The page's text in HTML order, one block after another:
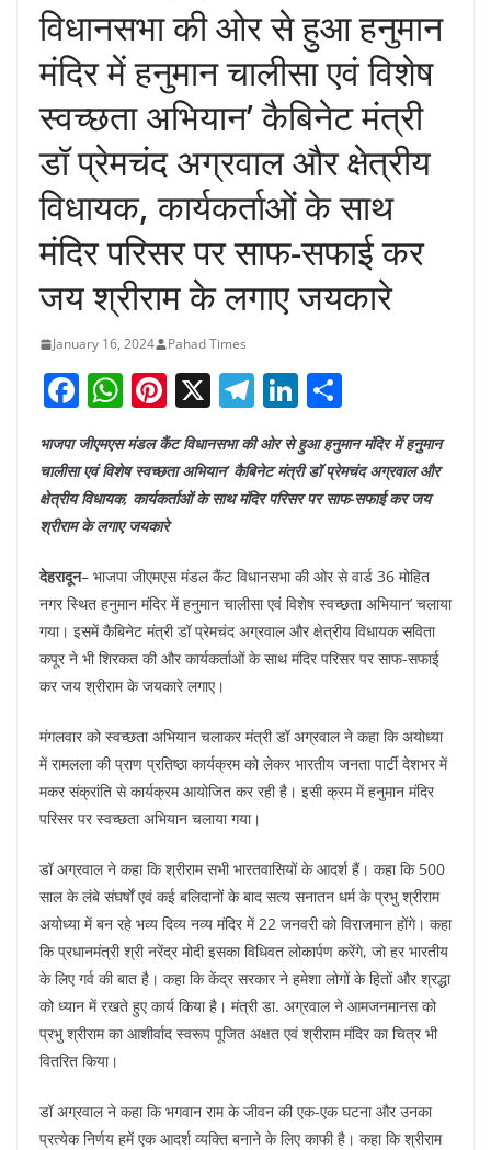
विधानसभा की ओर से हुआ हनुमान
मंदिर में हनुमान चालीसा एवं विशेष
स्वच्छता अभियान’ कैबिनेट मंत्री
डॉ प्रेमचंद अग्रवाल और क्षेत्रीय
विधायक, कार्यकर्ताओं के साथ
मंदिर परिसर पर साफ-सफाई कर
जय श्रीराम के लगाए जयकारे
January 16, 2024 Pahad Times
F
a
c
e
b
o
o
k
W
h
at
s
A
p
p
Pi
nt
er
e
st
X T
el
e
gr
m
Li
k
e
n
ar
e
भाजपा जीएमएस मंडल कैंट विधानसभा की ओर से हुआ हनुमान मंदिर में हनुमान
चालीसा एवं विशेष स्वच्छता अभियान’ कैबिनेट मंत्री डॉ प्रेमचंद अग्रवाल और
क्षेत्रीय विधायक, कार्यकर्ताओं के साथ मंदिर परिसर पर साफ-सफाई कर जय
श्रीराम के लगाए जयकारे
देहरादून– भाजपा जीएमएस मंडल कैंट विधानसभा की ओर से वार्ड 36 मोहित
नगर स्थित हनुमान मंदिर में हनुमान चालीसा एवं विशेष स्वच्छता अभियान’ चलाया
गया। इसमें कैबिनेट मंत्री डॉ प्रेमचंद अग्रवाल और क्षेत्रीय विधायक सविता
कपूर ने भी शिरकत की और कार्यकर्ताओं के साथ मंदिर परिसर पर साफ-सफाई
कर जय श्रीराम के जयकारे लगाए।
मंगलवार को स्वच्छता अभियान चलाकर मंत्री डॉ अग्रवाल ने कहा कि अयोध्या
में रामलला की प्राण प्रतिष्ठा कार्यक्रम को लेकर भारतीय जनता पार्टी देशभर में
मकर संक्रांति से कार्यक्रम आयोजित कर रही है। इसी क्रम में हनुमान मंदिर
परिसर पर स्वच्छता अभियान चलाया गया।
डॉ अग्रवाल ने कहा कि श्रीराम सभी भारतवासियों के आदर्श हैं। कहा कि 500
साल के लंबे संघर्षों एवं कई बलिदानों के बाद सत्य सनातन धर्म के प्रभु श्रीराम
अयोध्या में बन रहे भव्य दिव्य नव्य मंदिर में 22 जनवरी को विराजमान होंगे। कहा
कि प्रधानमंत्री श्री नरेंद्र मोदी इसका विधिवत लोकार्पण करेंगे, जो हर भारतीय
के लिए गर्व की बात है। कहा कि केंद्र सरकार ने हमेशा लोगों के हितों और श्रद्धा
को ध्यान में रखते हुए कार्य किया है। मंत्री डा. अग्रवाल ने आमजनमानस को
प्रभु श्रीराम का आशीर्वाद स्वरूप पूजित अक्षत एवं श्रीराम मंदिर का चित्र भी
वितरित किया।
डॉ अग्रवाल ने कहा कि भगवान राम के जीवन की एक-एक घटना और उनका
प्रत्येक निर्णय हमें एक आदर्श व्यक्ति बनाने के लिए काफी है। कहा कि श्रीराम